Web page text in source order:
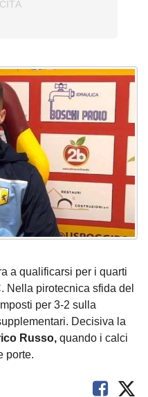
a qualificarsi per i quarti
Nella pirotecnica sfida del
per 3-2 sulla
Decisiva la
Russo, quando i calci
porte.